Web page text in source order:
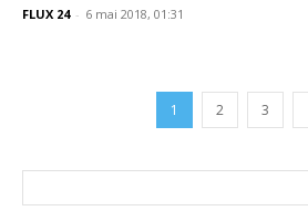
FLUX 24 - 6 mai 2018, 01:31
1 2 3